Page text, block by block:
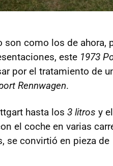
como los de ahora,
este 1973
por el tratamiento de
Rennwagen.
hasta los 3 litros y
el coche en varias
se convirtió en pieza de